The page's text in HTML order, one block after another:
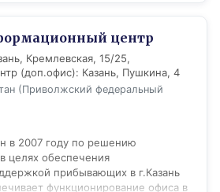
всем гостям, что Красноярск
Сибири!
центр
Кремлевская, 15/25,
(доп.офис): Казань, Пушкина, 4
(Приволжский федеральный
в 2007 году по решению
целях обеспечения
прибывающих в г.Казань
функционирование офиса в